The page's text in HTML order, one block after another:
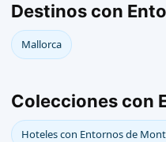
Destinos con
Mallorca
Colecciones con
Hoteles con Entornos de